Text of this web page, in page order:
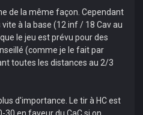
de la même façon. Cependant
à la base (12 inf / 18 Cav au
le jeu est prévu pour des
(comme je le fait par
toutes les distances au 2/3
d'importance. Le tir à HC est
en faveur du CaC si on